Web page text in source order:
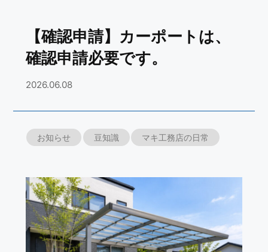
【確認申請】カーポートは、
確認申請必要です。
2026.06.08
お知らせ 豆知識 マキ工務店の日常